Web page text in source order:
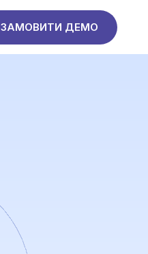
ЗАМОВИТИ ДЕМО